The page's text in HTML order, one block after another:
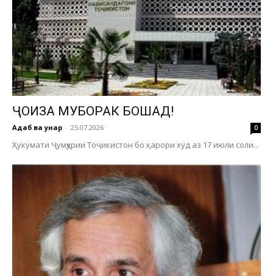
ҶОИЗА МУБОРАК БОШАД!
Адаб ва ҳунар - 25.07.2026 0
Ҳукумати Ҷумҳурии Тоҷикистон бо қарори худ аз 17 июли соли...